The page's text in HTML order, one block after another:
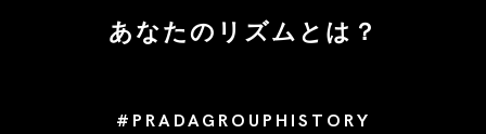
あなたのリズムとは？
#PRADAGROUPHISTORY